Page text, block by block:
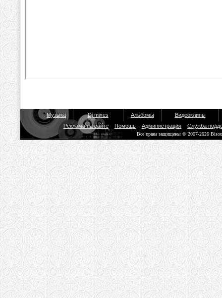
Музыка Dj mixes Альбомы
Видеоклипы
Реклама на сайте
Помощь Администрация Служба
Все права защищены © 2007-2026